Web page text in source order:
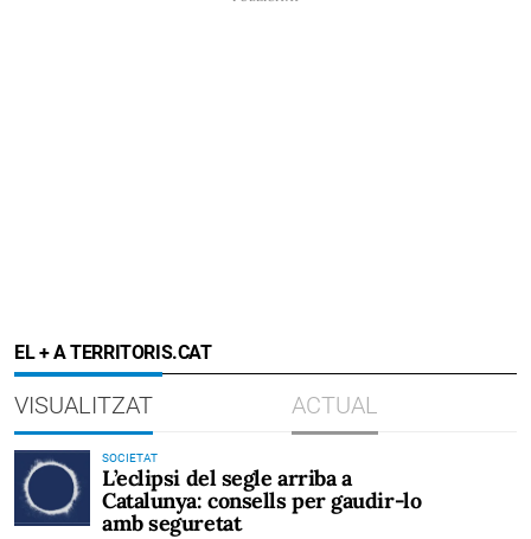
EL + A TERRITORIS.CAT
VISUALITZAT ACTUAL
SOCIETAT
L’eclipsi del segle arriba a
Catalunya: consells per gaudir-lo
amb seguretat